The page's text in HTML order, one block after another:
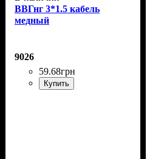
ВВГнг 3*1.5 кабель
медный
9026
59.68грн
Купить